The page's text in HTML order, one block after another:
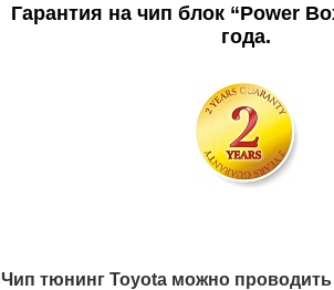
Гарантия на чип блок “Power
года.
Чип тюнинг Toyota можно